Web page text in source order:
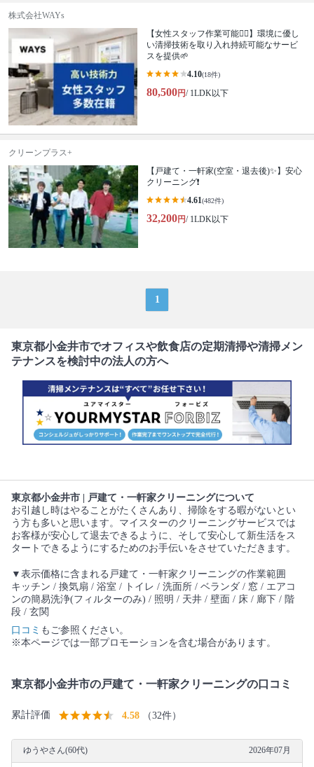
株式会社WAYs
【女性スタッフ作業可能🙆‍♀️】環境に優し
い清掃技術を取り入れ持続可能なサービ
スを提供🌱
4.10(18件)
80,500円/ 1LDK以下
クリーンプラス+
【戸建て・一軒家(空室・退去後)✨】安心
クリーニング❗️
4.61(482件)
32,200円/ 1LDK以下
1
東京都小金井市でオフィスや飲食店の定期清掃や清掃メン
テナンスを検討中の法人の方へ
東京都小金井市 | 戸建て・一軒家クリーニングについて
お引越し時はやることがたくさんあり、掃除をする暇がないとい
う方も多いと思います。マイスターのクリーニングサービスでは
お客様が安心して退去できるように、そして安心して新生活をス
タートできるようにするためのお手伝いをさせていただきます。
▼表示価格に含まれる戸建て・一軒家クリーニングの作業範囲
キッチン / 換気扇 / 浴室 / トイレ / 洗面所 / ベランダ / 窓 / エアコ
ンの簡易洗浄(フィルターのみ) / 照明 / 天井 / 壁面 / 床 / 廊下 / 階
段 / 玄関
口コミ もご参照ください。
※本ページでは一部プロモーションを含む場合があります。
東京都小金井市の戸建て・一軒家クリーニングの口コミ
累計評価 4.58 （32件）
ゆうやさん(60代) 2026年07月